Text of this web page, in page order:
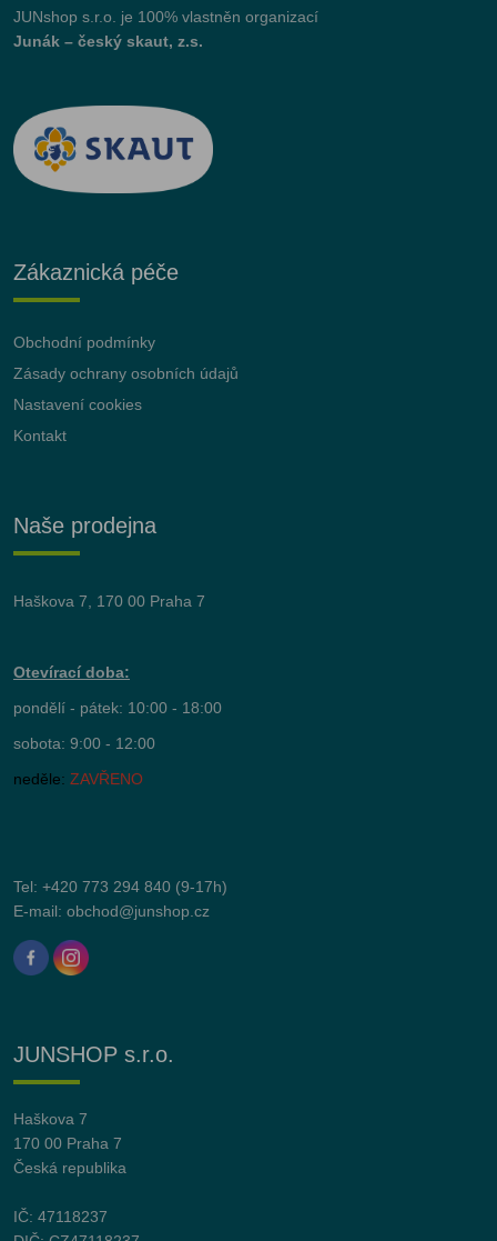
JUNshop s.r.o.
je 100% vlastněn organizací
Junák – český skaut, z.s.
Zákaznická péče
Obchodní podmínky
Zásady ochrany osobních údajů
Nastavení cookies
Kontakt
Naše prodejna
Haškova 7, 170 00 Praha 7
Otevírací doba:
pondělí - pátek: 10:00 - 18:00
sobota: 9:00 - 12:00
neděle: ZAVŘENO
Tel: +420 773 294 840 (9-17h)
E-mail: obchod@junshop.cz
JUNSHOP s.r.o.
Haškova 7
170 00 Praha 7
Česká republika
IČ: 47118237